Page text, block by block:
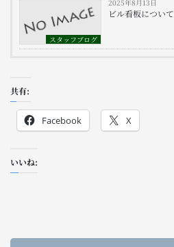
スタッフブログ
2025年8月13日
ビル看板について
共有:
Facebook X
いいね: